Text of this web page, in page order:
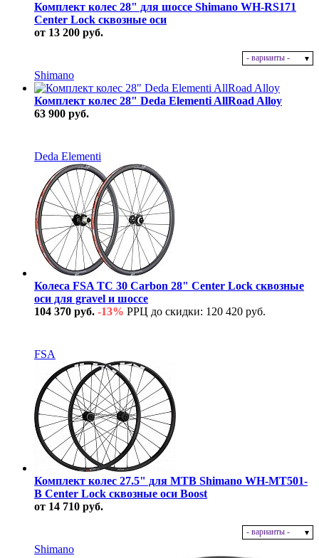
Комплект колес 28" для шоссе Shimano WH-RS171
Center Lock сквозные оси
от 13 200 руб.
- варианты -
Shimano
Комплект колес 28" Deda Elementi AllRoad Alloy
63 900 руб.
Deda Elementi
Колеса FSA TC 30 Carbon 28" Center Lock сквозные
оси для gravel и шоссе
104 370 руб. -13% РРЦ до скидки: 120 420 руб.
FSA
Комплект колес 27.5" для MTB Shimano WH-MT501-
B Center Lock сквозные оси Boost
от 14 710 руб.
- варианты -
Shimano